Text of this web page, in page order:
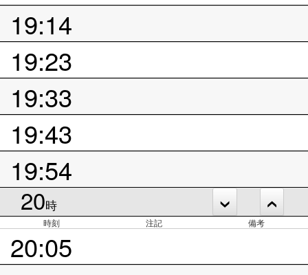
19:14
19:23
19:33
19:43
19:54
20時
時刻 注記 備考
20:05